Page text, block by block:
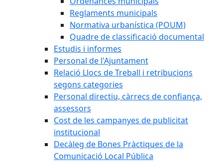
Reglaments municipals
Normativa urbanística (POUM)
Quadre de classificació documental
Estudis i informes
Personal de l'Ajuntament
Relació Llocs de Treball i retribucions
segons categories
Personal directiu, càrrecs de confiança,
assessors
Cost de les campanyes de publicitat
institucional
Decàleg de Bones Pràctiques de la
Comunicació Local Pública